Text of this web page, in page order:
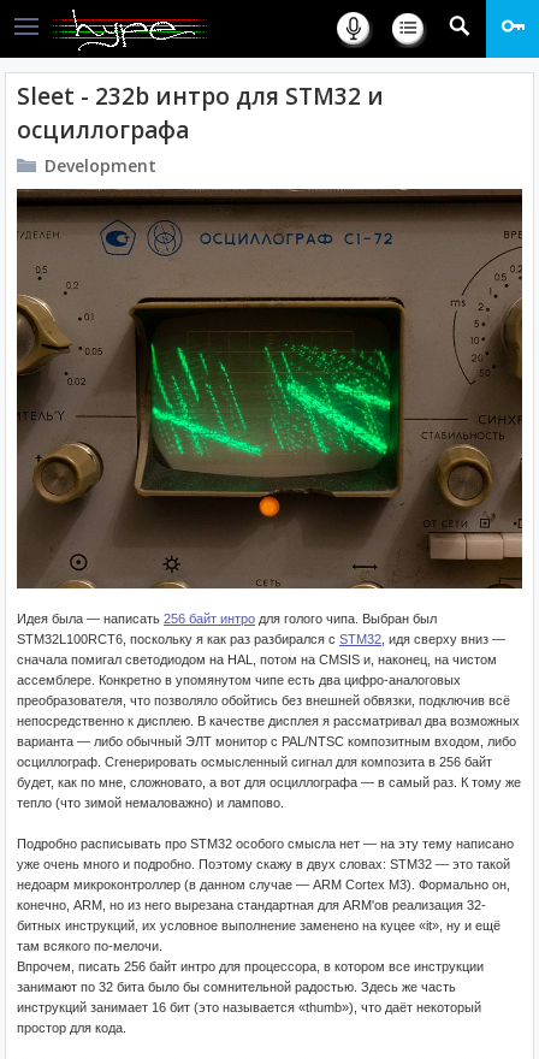
Sleet - 232b интро для STM32 и
осциллографа
Development
Идея была — написать 256 байт интро для голого чипа. Выбран был
STM32L100RCT6, поскольку я как раз разбирался с STM32 , идя сверху вниз —
сначала помигал светодиодом на HAL, потом на CMSIS и, наконец, на чистом
ассемблере. Конкретно в упомянутом чипе есть два цифро-аналоговых
преобразователя, что позволяло обойтись без внешней обвязки, подключив всё
непосредственно к дисплею. В качестве дисплея я рассматривал два возможных
варианта — либо обычный ЭЛТ монитор с PAL/NTSC композитным входом, либо
осциллограф. Сгенерировать осмысленный сигнал для композита в 256 байт
будет, как по мне, сложновато, а вот для осциллографа — в самый раз. К тому же
тепло (что зимой немаловажно) и лампово.
Подробно расписывать про STM32 особого смысла нет — на эту тему написано
уже очень много и подробно. Поэтому скажу в двух словах: STM32 — это такой
недоарм микроконтроллер (в данном случае — ARM Cortex M3). Формально он,
конечно, ARM, но из него вырезана стандартная для ARM'ов реализация 32-
битных инструкций, их условное выполнение заменено на куцее «it», ну и ещё
там всякого по-мелочи.
Впрочем, писать 256 байт интро для процессора, в котором все инструкции
занимают по 32 бита было бы сомнительной радостью. Здесь же часть
инструкций занимает 16 бит (это называется «thumb»), что даёт некоторый
простор для кода.